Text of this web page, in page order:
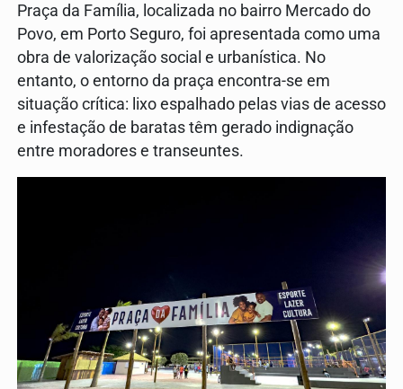
Praça da Família, localizada no bairro Mercado do
Povo, em Porto Seguro, foi apresentada como uma
obra de valorização social e urbanística. No
entanto, o entorno da praça encontra-se em
situação crítica: lixo espalhado pelas vias de acesso
e infestação de baratas têm gerado indignação
entre moradores e transeuntes.